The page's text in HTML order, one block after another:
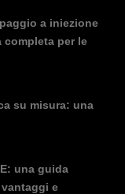
a iniezione
per le
su misura: una
una guida
e